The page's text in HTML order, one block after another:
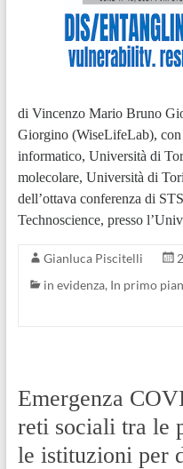
di Vincenzo Mario Bruno
Giorgino (WiseLifeLab),
informatico, Università di
molecolare, Università di
dell’ottava conferenza di
Technoscience, presso
Gianluca Piscitelli
in evidenza, In primo
Emergenza
reti sociali tra le
le istituzioni per